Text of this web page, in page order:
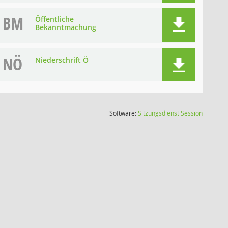
BM
Öffentliche
Bekanntmachung
NÖ Niederschrift Ö
Software:SitzungsdienstSession(Wird in